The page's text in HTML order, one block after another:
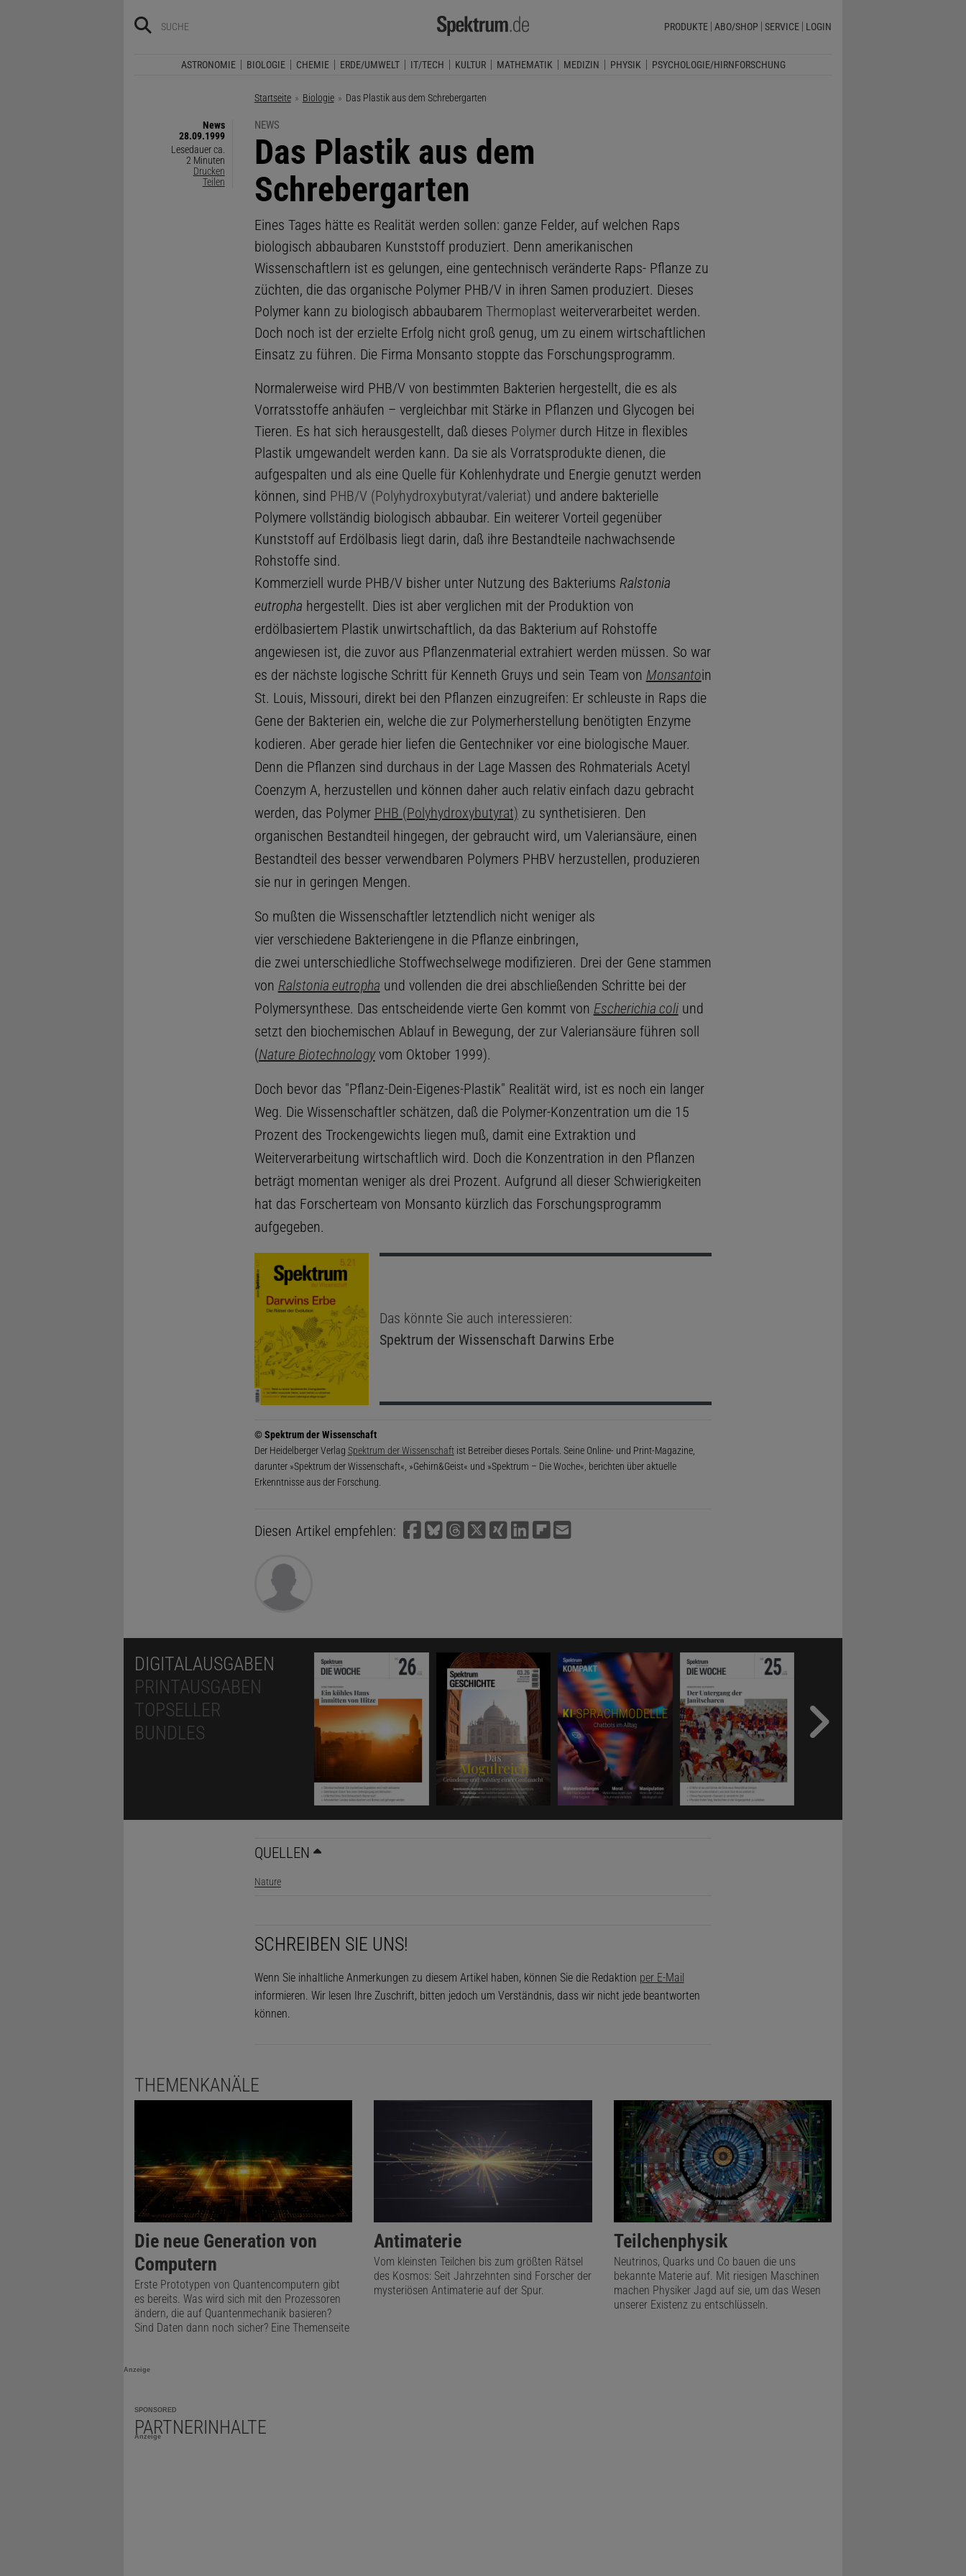
PRODUKTE ABO/SHOP SERVICE LOGIN
ASTRONOMIE BIOLOGIE CHEMIE ERDE/UMWELT IT/TECH KULTUR MATHEMATIK MEDIZIN PHYSIK PSYCHOLOGIE/HIRNFORSCHUNG
Startseite Biologie Aktuelle Seite:
Das Plastik aus dem Schrebergarten
News
28.09.1999
Lesedauer ca.
2 Minuten
Drucken
Teilen
NEWS
:
Das Plastik aus dem
Schrebergarten
Eines Tages hätte es Realität werden sollen: ganze Felder, auf welchen Raps
biologisch abbaubaren Kunststoff produziert. Denn amerikanischen
Wissenschaftlern ist es gelungen, eine gentechnisch veränderte Raps- Pflanze zu
züchten, die das organische Polymer PHB/V in ihren Samen produziert. Dieses
Polymer kann zu biologisch abbaubarem Thermoplast weiterverarbeitet werden.
Doch noch ist der erzielte Erfolg nicht groß genug, um zu einem wirtschaftlichen
Einsatz zu führen. Die Firma Monsanto stoppte das Forschungsprogramm.
Normalerweise wird PHB/V von bestimmten Bakterien hergestellt, die es als
Vorratsstoffe anhäufen – vergleichbar mit Stärke in Pflanzen und Glycogen bei
Tieren. Es hat sich herausgestellt, daß dieses Polymerdurch Hitze in flexibles
Plastik umgewandelt werden kann. Da sie als Vorratsprodukte dienen, die
aufgespalten und als eine Quelle für Kohlenhydrate und Energie genutzt werden
können, sind PHB/V (Polyhydroxybutyrat/valeriat) und andere bakterielle
Polymere vollständig biologisch abbaubar. Ein weiterer Vorteil gegenüber
Kunststoff auf Erdölbasis liegt darin, daß ihre Bestandteile nachwachsende
Rohstoffe sind.
Kommerziell wurde PHB/V bisher unter Nutzung des Bakteriums Ralstonia
eutropha hergestellt. Dies ist aber verglichen mit der Produktion von
erdölbasiertem Plastik unwirtschaftlich, da das Bakterium auf Rohstoffe
angewiesen ist, die zuvor aus Pflanzenmaterial extrahiert werden müssen. So war
es der nächste logische Schritt für Kenneth Gruys und sein Team von Monsantoin
St. Louis, Missouri, direkt bei den Pflanzen einzugreifen: Er schleuste in Raps die
Gene der Bakterien ein, welche die zur Polymerherstellung benötigten Enzyme
kodieren. Aber gerade hier liefen die Gentechniker vor eine biologische Mauer.
Denn die Pflanzen sind durchaus in der Lage Massen des Rohmaterials Acetyl
Coenzym A, herzustellen und können daher auch relativ einfach dazu gebracht
werden, das Polymer PHB (Polyhydroxybutyrat) zu synthetisieren. Den
organischen Bestandteil hingegen, der gebraucht wird, um Valeriansäure, einen
Bestandteil des besser verwendbaren Polymers PHBV herzustellen, produzieren
sie nur in geringen Mengen.
So mußten die Wissenschaftler letztendlich nicht weniger als
vier verschiedene Bakteriengene in die Pflanze einbringen,
die zwei unterschiedliche Stoffwechselwege modifizieren. Drei der Gene stammen
von Ralstonia eutropha und vollenden die drei abschließenden Schritte bei der
Polymersynthese. Das entscheidende vierte Gen kommt von Escherichia coliund
setzt den biochemischen Ablauf in Bewegung, der zur Valeriansäure führen soll
(Nature Biotechnologyvom Oktober 1999).
Doch bevor das "Pflanz-Dein-Eigenes-Plastik" Realität wird, ist es noch ein langer
Weg. Die Wissenschaftler schätzen, daß die Polymer-Konzentration um die 15
Prozent des Trockengewichts liegen muß, damit eine Extraktion und
Weiterverarbeitung wirtschaftlich wird. Doch die Konzentration in den Pflanzen
beträgt momentan weniger als drei Prozent. Aufgrund all dieser Schwierigkeiten
hat das Forscherteam von Monsanto kürzlich das Forschungsprogramm
aufgegeben.
Das könnte Sie auch interessieren:
Spektrum der Wissenschaft Darwins Erbe
© Spektrum der Wissenschaft
Der Heidelberger Verlag Spektrum der Wissenschaftist Betreiber dieses Portals. Seine Online- und Print-Magazine,
darunter »Spektrum der Wissenschaft«, »Gehirn&Geist« und »Spektrum – Die Woche«, berichten über aktuelle
Erkenntnisse aus der Forschung.
Diesen Artikel empfehlen:
DIGITALAUSGABEN
PRINTAUSGABEN
TOPSELLER
BUNDLES
QUELLEN
Nature
SCHREIBEN SIE UNS!
Wenn Sie inhaltliche Anmerkungen zu diesem Artikel haben, können Sie die Redaktion per E-Mail
informieren. Wir lesen Ihre Zuschrift, bitten jedoch um Verständnis, dass wir nicht jede beantworten
können.
THEMENKANÄLE
Die neue Generation von
Computern
Erste Prototypen von Quantencomputern gibt
es bereits. Was wird sich mit den Prozessoren
ändern, die auf Quantenmechanik basieren?
Sind Daten dann noch sicher? Eine Themenseite
Antimaterie
Vom kleinsten Teilchen bis zum größten Rätsel
des Kosmos: Seit Jahrzehnten sind Forscher der
mysteriösen Antimaterie auf der Spur.
Teilchenphysik
Neutrinos, Quarks und Co bauen die uns
bekannte Materie auf. Mit riesigen Maschinen
machen Physiker Jagd auf sie, um das Wesen
unserer Existenz zu entschlüsseln.
Anzeige
SPONSORED
PARTNERINHALTE
Anzeige